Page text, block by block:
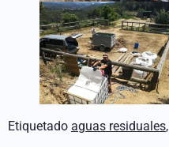
Etiquetado aguas residuales,